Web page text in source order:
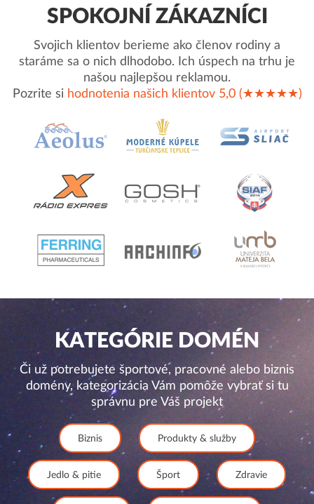
SPOKOJNÍ ZÁKAZNÍCI
Svojich klientov berieme ako členov rodiny a
staráme sa o nich dlhodobo. Ich úspech na trhu je
našou najlepšou reklamou.
Pozrite si hodnotenia našich klientov 5,0 (★★★★★)
KATEGÓRIE DOMÉN
Či už potrebujete športové, pracovné alebo biznis
domény, kategorizácia Vám pomôže vybrať si tu
správnu pre Váš projekt
Biznis Produkty & služby
Jedlo & pitie Šport Zdravie